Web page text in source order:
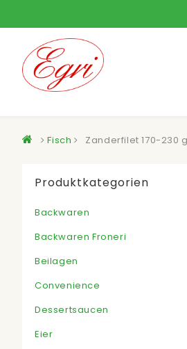
Fisch Zanderfilet 170-230
Produktkategorien
Backwaren
Backwaren Froneri
Beilagen
Convenience
Dessertsaucen
Eier